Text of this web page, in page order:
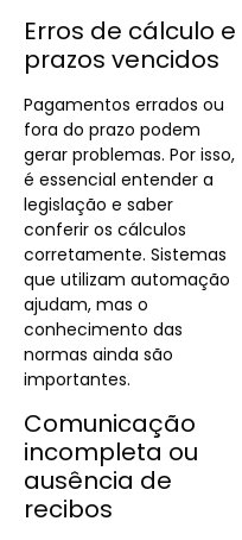
Erros de cálculo e
prazos vencidos
Pagamentos errados ou
fora do prazo podem
gerar problemas. Por isso,
é essencial entender a
legislação e saber
conferir os cálculos
corretamente. Sistemas
que utilizam automação
ajudam, mas o
conhecimento das
normas ainda são
importantes.
Comunicação
incompleta ou
ausência de
recibos